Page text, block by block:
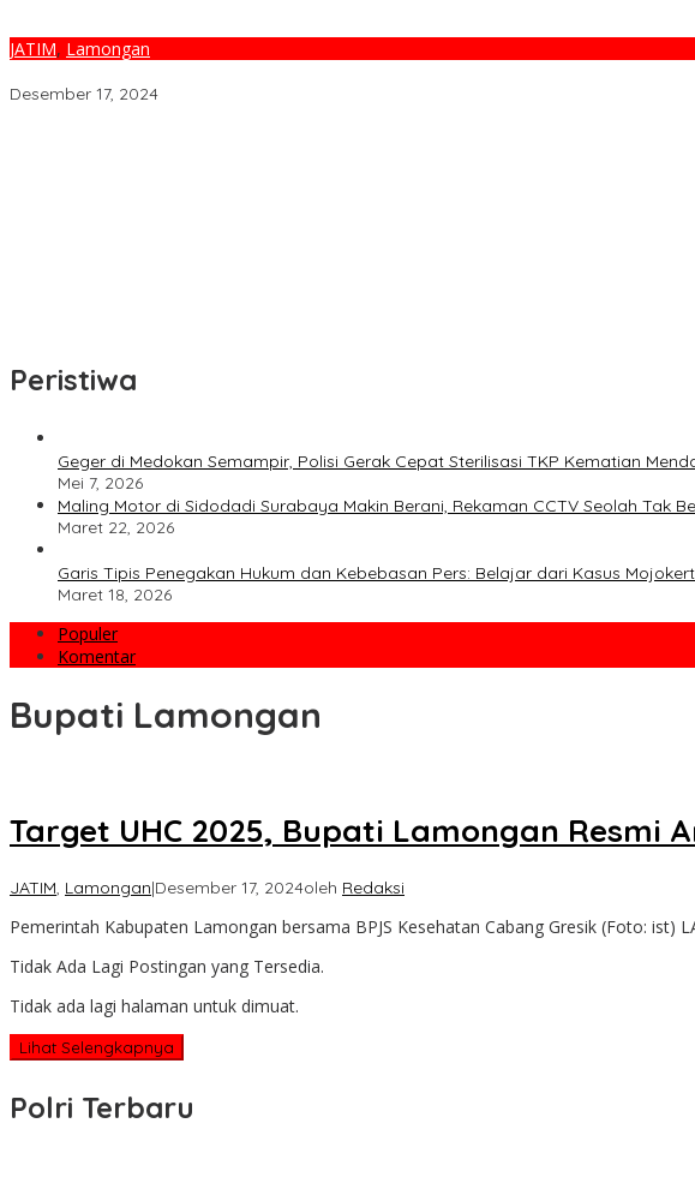
JATIM, Lamongan
Desember 17, 2024
Peristiwa
Geger di Medokan Semampir, Polisi Gerak Cepat Sterilisasi TKP Kematian
Mei 7, 2026
Maling Motor di Sidodadi Surabaya Makin Berani, Rekaman CCTV Seolah Tak
Maret 22, 2026
Garis Tipis Penegakan Hukum dan Kebebasan Pers: Belajar dari Kasus
Maret 18, 2026
Populer
Komentar
Bupati Lamongan
Target UHC 2025, Bupati Lamongan Resmi
JATIM, Lamongan|Desember 17, 2024oleh Redaksi
Pemerintah Kabupaten Lamongan bersama BPJS Kesehatan Cabang Gresik (Foto: ist)
Tidak Ada Lagi Postingan yang Tersedia.
Tidak ada lagi halaman untuk dimuat.
Lihat Selengkapnya
Polri Terbaru